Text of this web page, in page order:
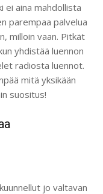
ei aina mahdollista
parempaa palvelua
milloin vaan. Pitkät
yhdistää luennon
radiosta luennot.
mitä yksikään
suositus!
jo valtavan